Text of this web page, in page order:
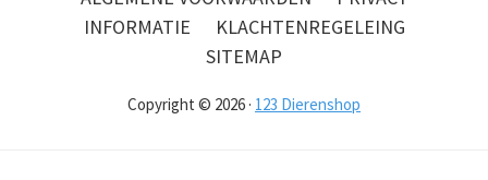
INFORMATIE
KLACHTENREGELEING
SITEMAP
Copyright © 2026 · 123 Dierenshop